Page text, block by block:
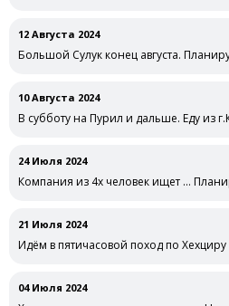
12 Августа 2024
Большой Сулук конец августа.
10 Августа 2024
В субботу на Пурил и дальше. Еду из
24 Июля 2024
Компания из 4х человек ищет …
21 Июля 2024
Идём в пятичасовой поход по
04 Июля 2024